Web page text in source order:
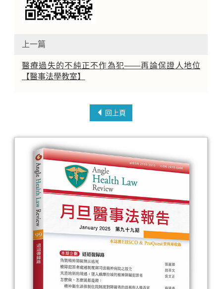
上一篇
醫療過失的不純正不作為犯——再論保證人地位
【醫事法學教室】
回上頁